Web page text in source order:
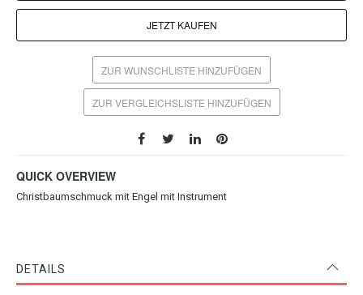
JETZT KAUFEN
ZUR WUNSCHLISTE HINZUFÜGEN
ZUR VERGLEICHSLISTE HINZUFÜGEN
QUICK OVERVIEW
Christbaumschmuck mit Engel mit Instrument
DETAILS